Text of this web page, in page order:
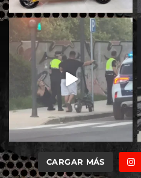
CARGAR MÁS